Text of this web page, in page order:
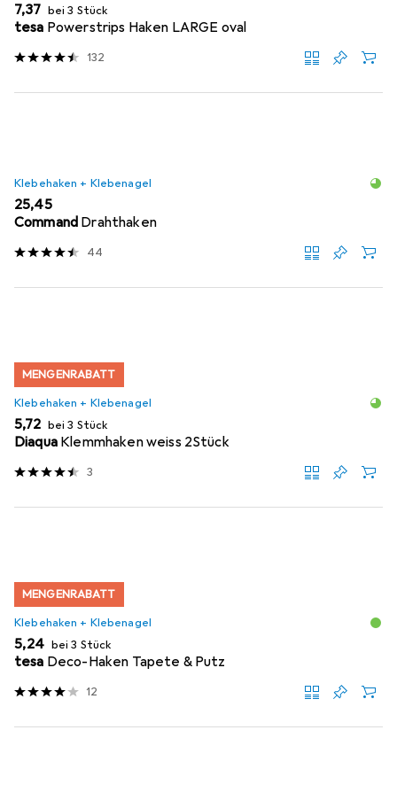
EUR
7,37 bei 3 Stück
tesa Powerstrips Haken LARGE oval
132
Klebehaken + Klebenagel
EUR
25,45
Command Drahthaken
44
MENGENRABATT
Klebehaken + Klebenagel
EUR
5,72 bei 3 Stück
Diaqua Klemmhaken weiss 2Stück
3
MENGENRABATT
Klebehaken + Klebenagel
EUR
5,24 bei 3 Stück
tesa Deco-Haken Tapete & Putz
12